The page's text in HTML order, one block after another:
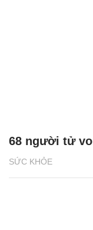
SỨC KHỎE
68 người tử